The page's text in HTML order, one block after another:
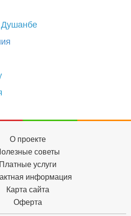
О проекте
советы
Платные услуги
информация
Карта сайта
Оферта